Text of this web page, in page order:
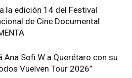
la edición 14 del Festival
de Cine Documental
Ana Sofi W a Querétaro con su
Vuelven Tour 2026”